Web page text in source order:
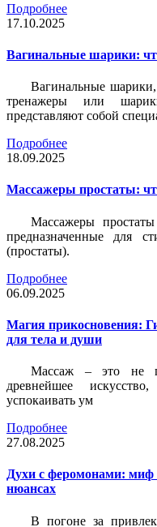
Подробнее
17.10.2025
Вагинальные шарики:
Вагинальные
тренажеры или
представляют собой
Подробнее
18.09.2025
Массажеры простаты:
Массажеры
предназначенные для
(простаты).
Подробнее
06.09.2025
Магия прикосновения:
для тела и души
Массаж – это не
древнейшее
успокаивать ум
Подробнее
27.08.2025
Духи с феромонами: миф
нюансах
В погоне за